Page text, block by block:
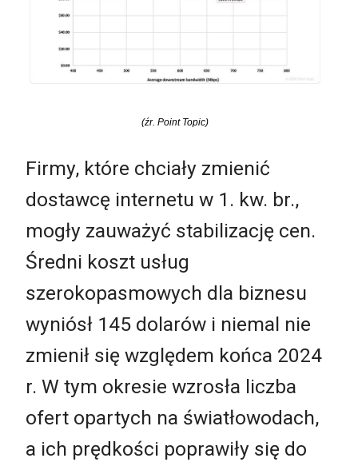
(źr. Point Topic)
Firmy, które chciały zmienić
dostawcę internetu w 1. kw. br.,
mogły zauważyć stabilizację cen.
Średni koszt usług
szerokopasmowych dla biznesu
wyniósł 145 dolarów i niemal nie
zmienił się względem końca 2024
r. W tym okresie wzrosła liczba
ofert opartych na światłowodach,
a ich prędkości poprawiły się do